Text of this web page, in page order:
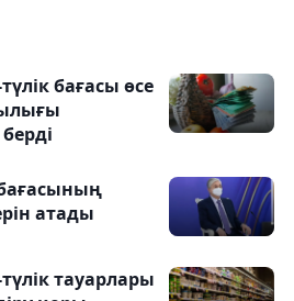
бағасы өсе
атады
тауарлары